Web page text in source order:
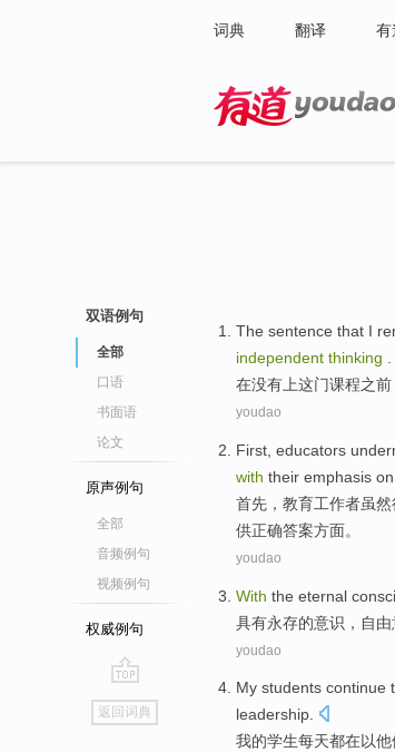
词典 翻译 有
双语例句
全部
口语
书面语
论文
原声例句
全部
音频例句
视频例句
权威例句
go
top
返回词典
The sentence that I
independent thinking
在没有上这门课程之前
youdao
First educators
with their emphasis
首先 ， 教育工作者虽
供正确答案方面。
youdao
With the eternal
具有永存的意识 ， 自由
youdao
My students continue
leadership.
我的学生每天都在以他